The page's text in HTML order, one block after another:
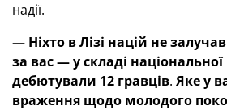
надії.
— Ніхто в Лізі націй не
за вас—у складі
дебютували 12 гравців. Яке у
враження щодо молодого